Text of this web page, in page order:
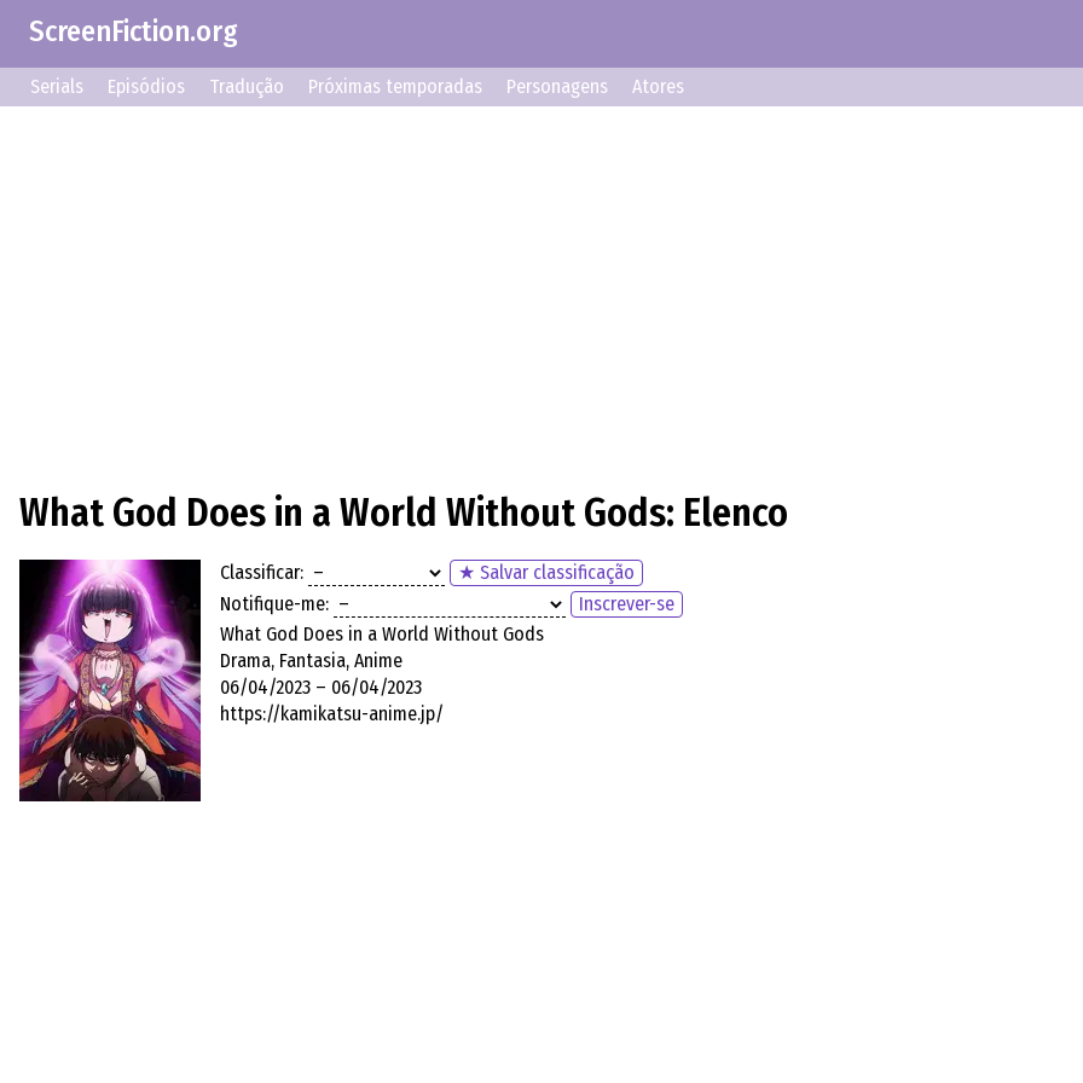
ScreenFiction.org
Serials Episódios Tradução Próximas temporadas Personagens Atores
What God Does in a World Without Gods: Elenco
Classificar:
★ Salvar classificação
Notifique-me:
Inscrever-se
What God Does in a World Without Gods
Drama, Fantasia, Anime
06/04/2023 – 06/04/2023
https://kamikatsu-anime.jp/